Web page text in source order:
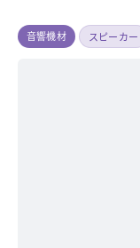
音響機材 スピーカー